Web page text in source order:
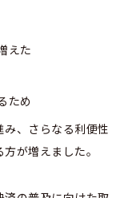
えた
ため
、さらなる利便性
が増えました。